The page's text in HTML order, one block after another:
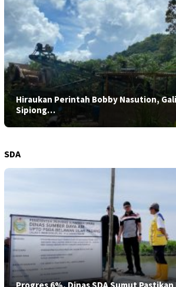
Hiraukan Perintah Bobby Nasution,
Sipiong…
SDA